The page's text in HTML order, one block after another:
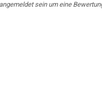
sein um eine